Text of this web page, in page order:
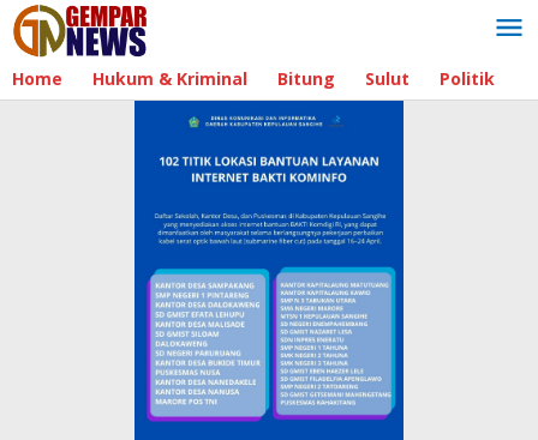
Lewati
ke
konten
Home Hukum & Kriminal Bitung Sulut Politik